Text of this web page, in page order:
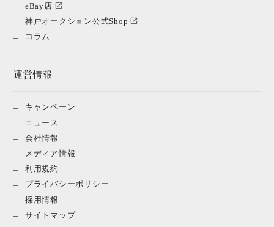
eBay店
神戸オークション公式Shop
コラム
運営情報
キャンペーン
ニュース
会社情報
メディア情報
利用規約
プライバシーポリシー
採用情報
サイトマップ